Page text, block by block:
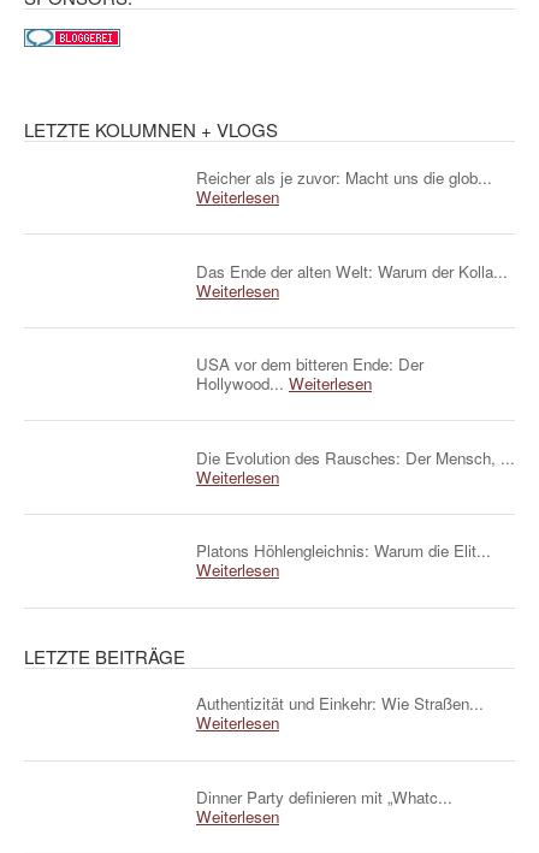
LETZTE KOLUMNEN + VLOGS
Reicher als je zuvor: Macht uns die glob...
Weiterlesen
Das Ende der alten Welt: Warum der Kolla...
Weiterlesen
USA vor dem bitteren Ende: Der
Hollywood... Weiterlesen
Die Evolution des Rausches: Der Mensch, ...
Weiterlesen
Platons Höhlengleichnis: Warum die Elit...
Weiterlesen
LETZTE BEITRÄGE
Authentizität und Einkehr: Wie Straßen...
Weiterlesen
Dinner Party definieren mit „Whatc...
Weiterlesen